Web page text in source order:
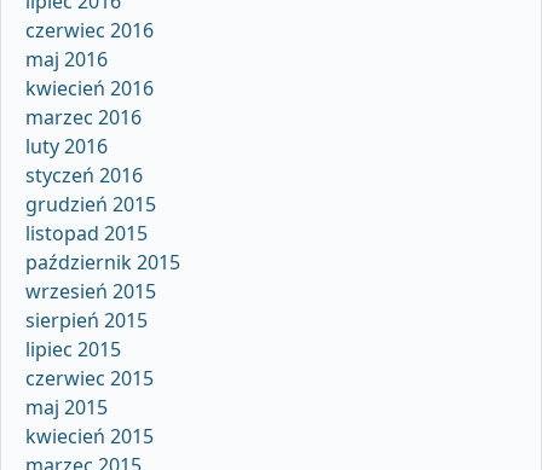
czerwiec 2016
maj 2016
kwiecień 2016
marzec 2016
luty 2016
styczeń 2016
grudzień 2015
listopad 2015
październik 2015
wrzesień 2015
sierpień 2015
lipiec 2015
czerwiec 2015
maj 2015
kwiecień 2015